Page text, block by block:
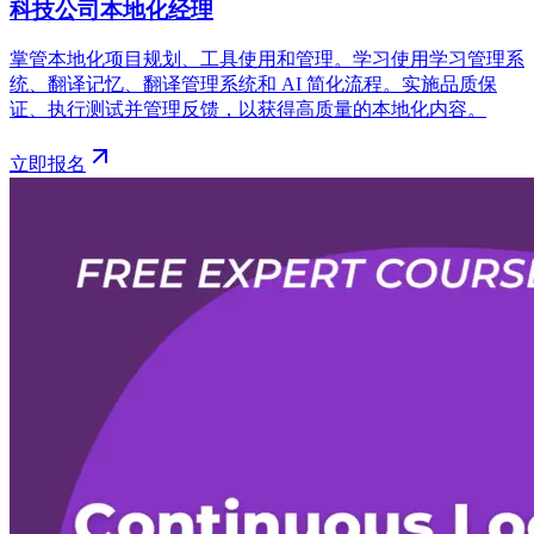
科技公司本地化经理
掌管本地化项目规划、工具使用和管理。学习使用学习管理系
统、翻译记忆、翻译管理系统和 AI 简化流程。实施品质保
证、执行测试并管理反馈，以获得高质量的本地化内容。
立即报名